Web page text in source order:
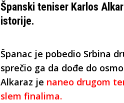
Španski teniser Karlos
istorije.
Španac je pobedio Srbina
sprečio ga da dođe do
Alkaraz je naneo drugom
slem finalima.